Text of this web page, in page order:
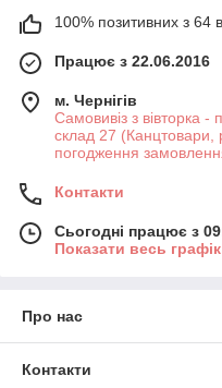
100% позитивних з 64
Працює з 22.06.2016
м. Чернігів
Самовивіз з вівторка -
склад 27 (Канцтовари,
погодження
Контакти
Сьогодні працює з
Показати весь
Про нас
Контакти